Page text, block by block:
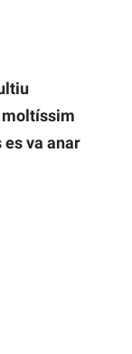
es va anar